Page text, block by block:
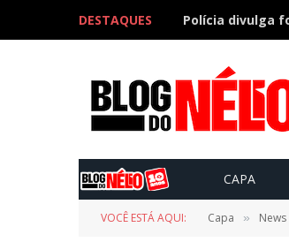
DESTAQUES
CAPA
VOCÊ ESTÁ AQUI: Capa » News